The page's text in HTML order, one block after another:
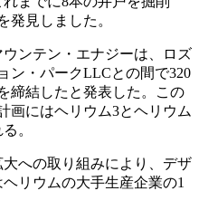
発見しました。
ンテン・エナジーは、ロズ
ン・パークLLCとの間で320
締結したと発表した。この
画にはヘリウム3とヘリウム
。
への取り組みにより、デザ
リウムの大手生産企業の1